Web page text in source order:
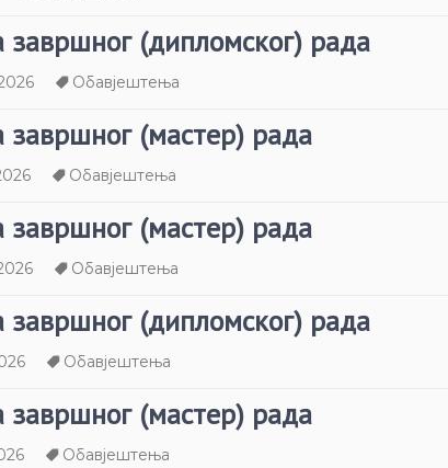
завршног (дипломског) рада
Обавјештења
завршног (мастер) рада
Обавјештења
завршног (мастер) рада
Обавјештења
завршног (дипломског) рада
Обавјештења
завршног (мастер) рада
Обавјештења